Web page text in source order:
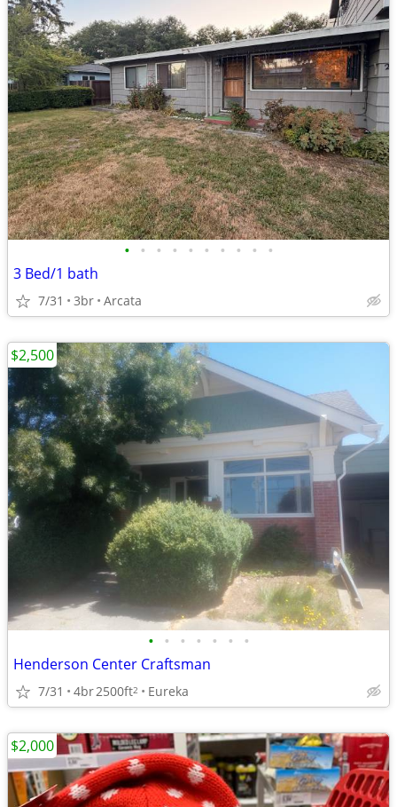
• • • • • • • • • •
3 Bed/1 bath
7/31 3br Arcata
• • • • • • •
Henderson Center Craftsman
7/31 4br2500ft2 Eureka
$2,500
$2,000